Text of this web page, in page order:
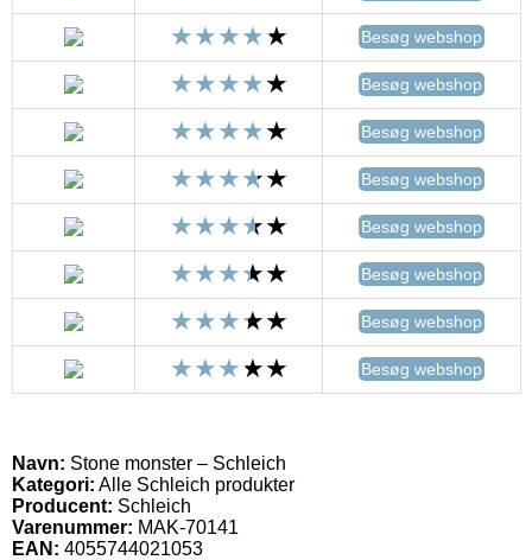
Besøg webshop
Besøg webshop
Besøg webshop
Besøg webshop
Besøg webshop
Besøg webshop
Besøg webshop
Besøg webshop
Navn: Stone monster – Schleich
Kategori: Alle Schleich produkter
Producent: Schleich
Varenummer: MAK-70141
EAN: 4055744021053